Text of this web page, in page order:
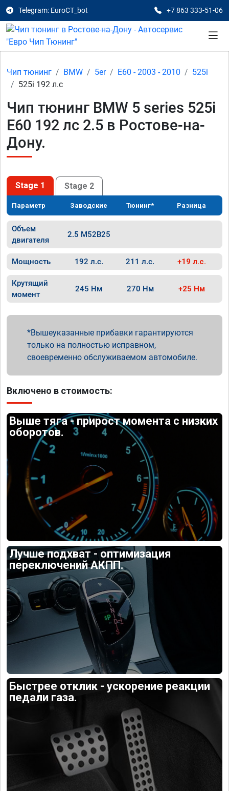
Telegram: EuroCT_bot +7 863 333-51-06
Чип тюнинг BMW 5er E60 - 2003 - 2010
525i
525i 192 л.с
Чип тюнинг BMW 5 series 525i
E60 192 лс 2.5 в Ростове-на-
Дону.
Stage 1 Stage 2
Параметр Заводские Тюнинг* Разница
Объем
двигателя
2.5 M52B25
Мощность 192 л.с. 211 л.с. +19 л.с.
Крутящий
момент
245 Нм 270 Нм +25 Нм
Вышеуказанные прибавки гарантируются
только на полностью исправном,
своевременно обслуживаемом автомобиле.
Включено в стоимость:
Выше тяга - прирост момента с низких
оборотов.
Лучше подхват - оптимизация
переключений АКПП.
Быстрее отклик - ускорение реакции
педали газа.